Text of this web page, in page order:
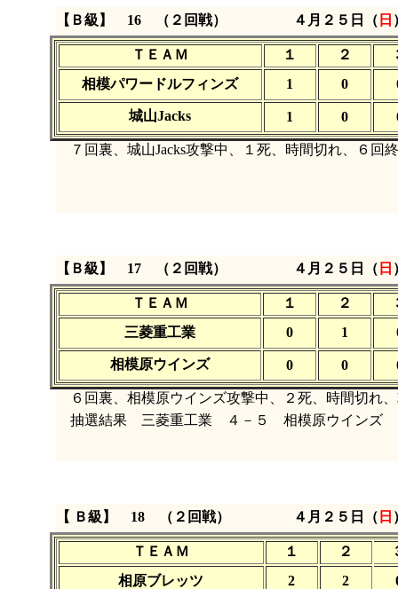
【Ｂ級】 16 （２回戦） ４月２５日（ 日
ＴＥＡＭ １ ２
相模パワードルフィンズ
1 0
城山Jacks 1 0
７回裏、城山Jacks攻撃中、１死、時間切れ、６回
【Ｂ級】 17 （２回戦） ４月２５日（ 日
ＴＥＡＭ １ ２
三菱重工業
0 1
相模原ウインズ 0 0
６回裏、相模原ウインズ攻撃中、２死、時間切れ
抽選結果 三菱重工業 ４－５ 相模原ウインズ
【 Ｂ級】 18 （２回戦） ４月２５日（ 日
ＴＥＡＭ １ ２
相原ブレッツ
2 2